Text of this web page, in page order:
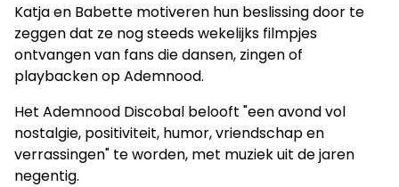
Katja en Babette motiveren hun beslissing door te
zeggen dat ze nog steeds wekelijks filmpjes
ontvangen van fans die dansen, zingen of
playbacken op Ademnood.
Het Ademnood Discobal belooft "een avond vol
nostalgie, positiviteit, humor, vriendschap en
verrassingen" te worden, met muziek uit de jaren
negentig.